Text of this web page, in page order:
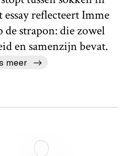
reflecteert Imme
strapon: die zowel
en samenzijn bevat.
meer